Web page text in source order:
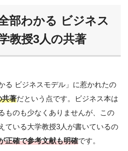
部わかる ビジネス
教授3人の共著
る ビジネスモデル」に惹かれたの
共著だという点です。ビジネス本は
ものも少なくありませんが、この
ている大学教授3人が書いているの
正確で参考文献も明確です。